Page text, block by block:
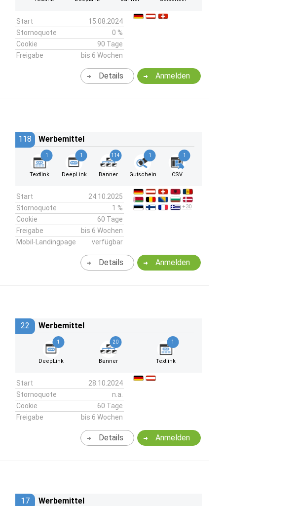
Start
15.08.2024
Stornoquote
0 %
Cookie
90 Tage
Freigabe
bis 6 Wochen
Anmelden
Details
118 Werbemittel
1
Textlink
1
DeepLink
114
Banner
1
Gutschein
1
CSV
Start
24.10.2025
Stornoquote
1 %
Cookie
60 Tage
Freigabe
bis 6 Wochen
Mobil-Landingpage
verfügbar
+30
Anmelden
Details
22 Werbemittel
1
DeepLink
20
Banner
1
Textlink
Start
28.10.2024
Stornoquote
n.a.
Cookie
60 Tage
Freigabe
bis 6 Wochen
Anmelden
Details
17 Werbemittel